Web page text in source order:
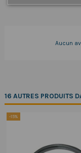
Aucun
16 AUTRES PRODUITS
-15%